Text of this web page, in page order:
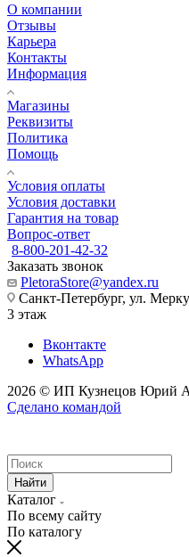
О компании
Отзывы
Карьера
Контакты
Информация
Магазины
Реквизиты
Политика
Помощь
Условия оплаты
Условия доставки
Гарантия на товар
Вопрос-ответ
8-800-201-42-32
Заказать звонок
PletoraStore@yandex.ru
Санкт-Петербург, ул.
3 этаж
Вконтакте
WhatsApp
2026 © ИП Кузнецов Юрий
Сделано командой
Найти
Каталог
По всему сайту
По каталогу